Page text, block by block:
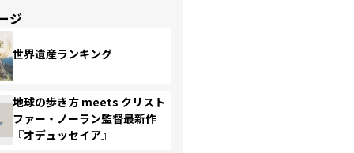
ジ
世界遺産ランキング
地球の歩き方 meets クリスト
ファー・ノーラン監督最新作
『オデュッセイア』